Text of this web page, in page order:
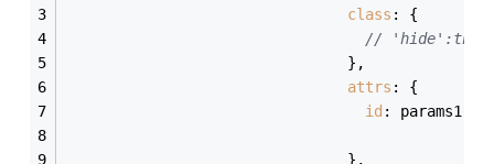
class : {
//
                                },
attrs : {
id :
                                },